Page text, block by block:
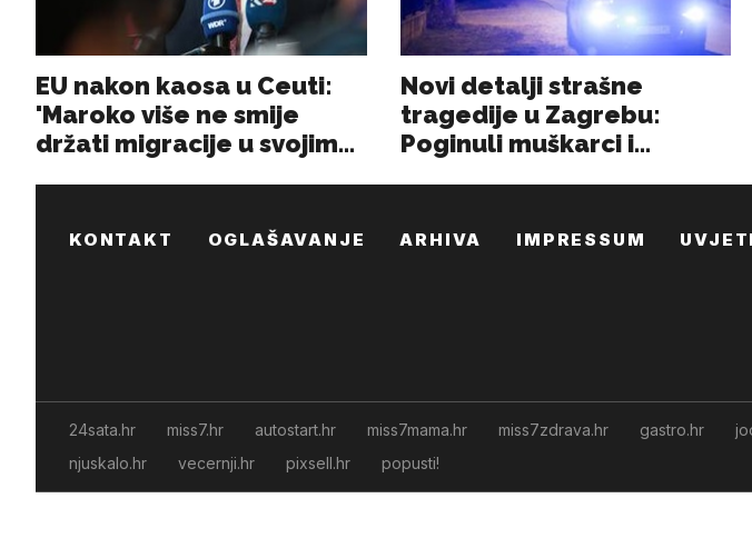
KONTAKT OGLAŠAVANJE ARHIVA IMPRESSUM
24sata.hr miss7.hr autostart.hr miss7mama.hr miss7zdrava.hr gastro.hr
njuskalo.hr
vecernji.hr pixsell.hr popusti!